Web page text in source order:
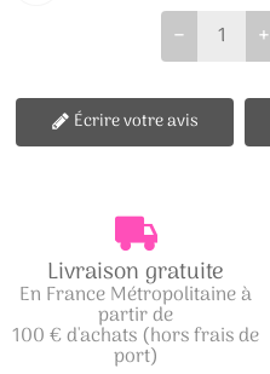
+
−
Écrire votre avis
Livraison gratuite
En France Métropolitaine à
partir de
100 € d'achats (hors frais de
port)